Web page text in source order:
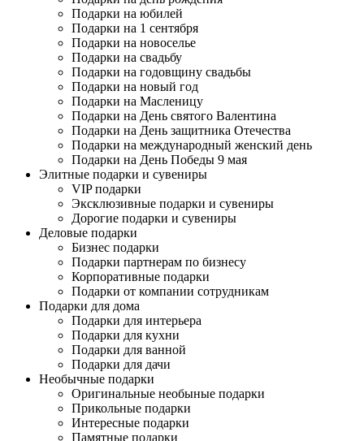
Подарки на юбилей
Подарки на 1 сентября
Подарки на новоселье
Подарки на свадьбу
Подарки на годовщину свадьбы
Подарки на новый год
Подарки на Масленицу
Подарки на День святого Валентина
Подарки на День защитника Отечества
Подарки на международный женский день
Подарки на День Победы 9 мая
Элитные подарки и сувениры
VIP подарки
Эксклюзивные подарки и сувениры
Дорогие подарки и сувениры
Деловые подарки
Бизнес подарки
Подарки партнерам по бизнесу
Корпоративные подарки
Подарки от компании сотрудникам
Подарки для дома
Подарки для интерьера
Подарки для кухни
Подарки для ванной
Подарки для дачи
Необычные подарки
Оригинальные необыные подарки
Прикольные подарки
Интересные подарки
Памятные подарки